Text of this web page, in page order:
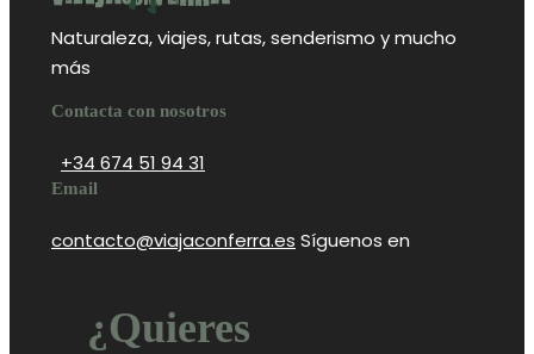
Naturaleza, viajes, rutas, senderismo y mucho
más
Contacta con nosotros
+34 674 51 94 31
Email
contacto@viajaconferra.es Síguenos en
¿Quieres